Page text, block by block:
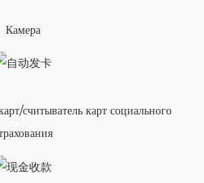
Камера
считыватель карт социального